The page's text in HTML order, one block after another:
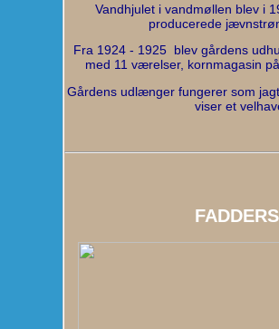
Vandhjulet i vandmøllen blev i
producerede
Fra 1924 - 1925 blev gårdens
med 11 værelser, kornmagasin
Gårdens udlænger fungerer som
viser et